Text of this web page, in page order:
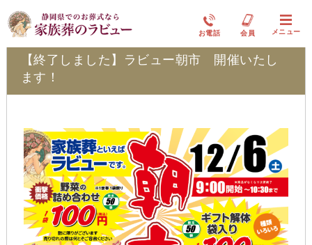
お電話 会員 メニュー
ラビュー清水飯田イベント情報
【終了しました】ラビュー朝市 開催いたし
ます！